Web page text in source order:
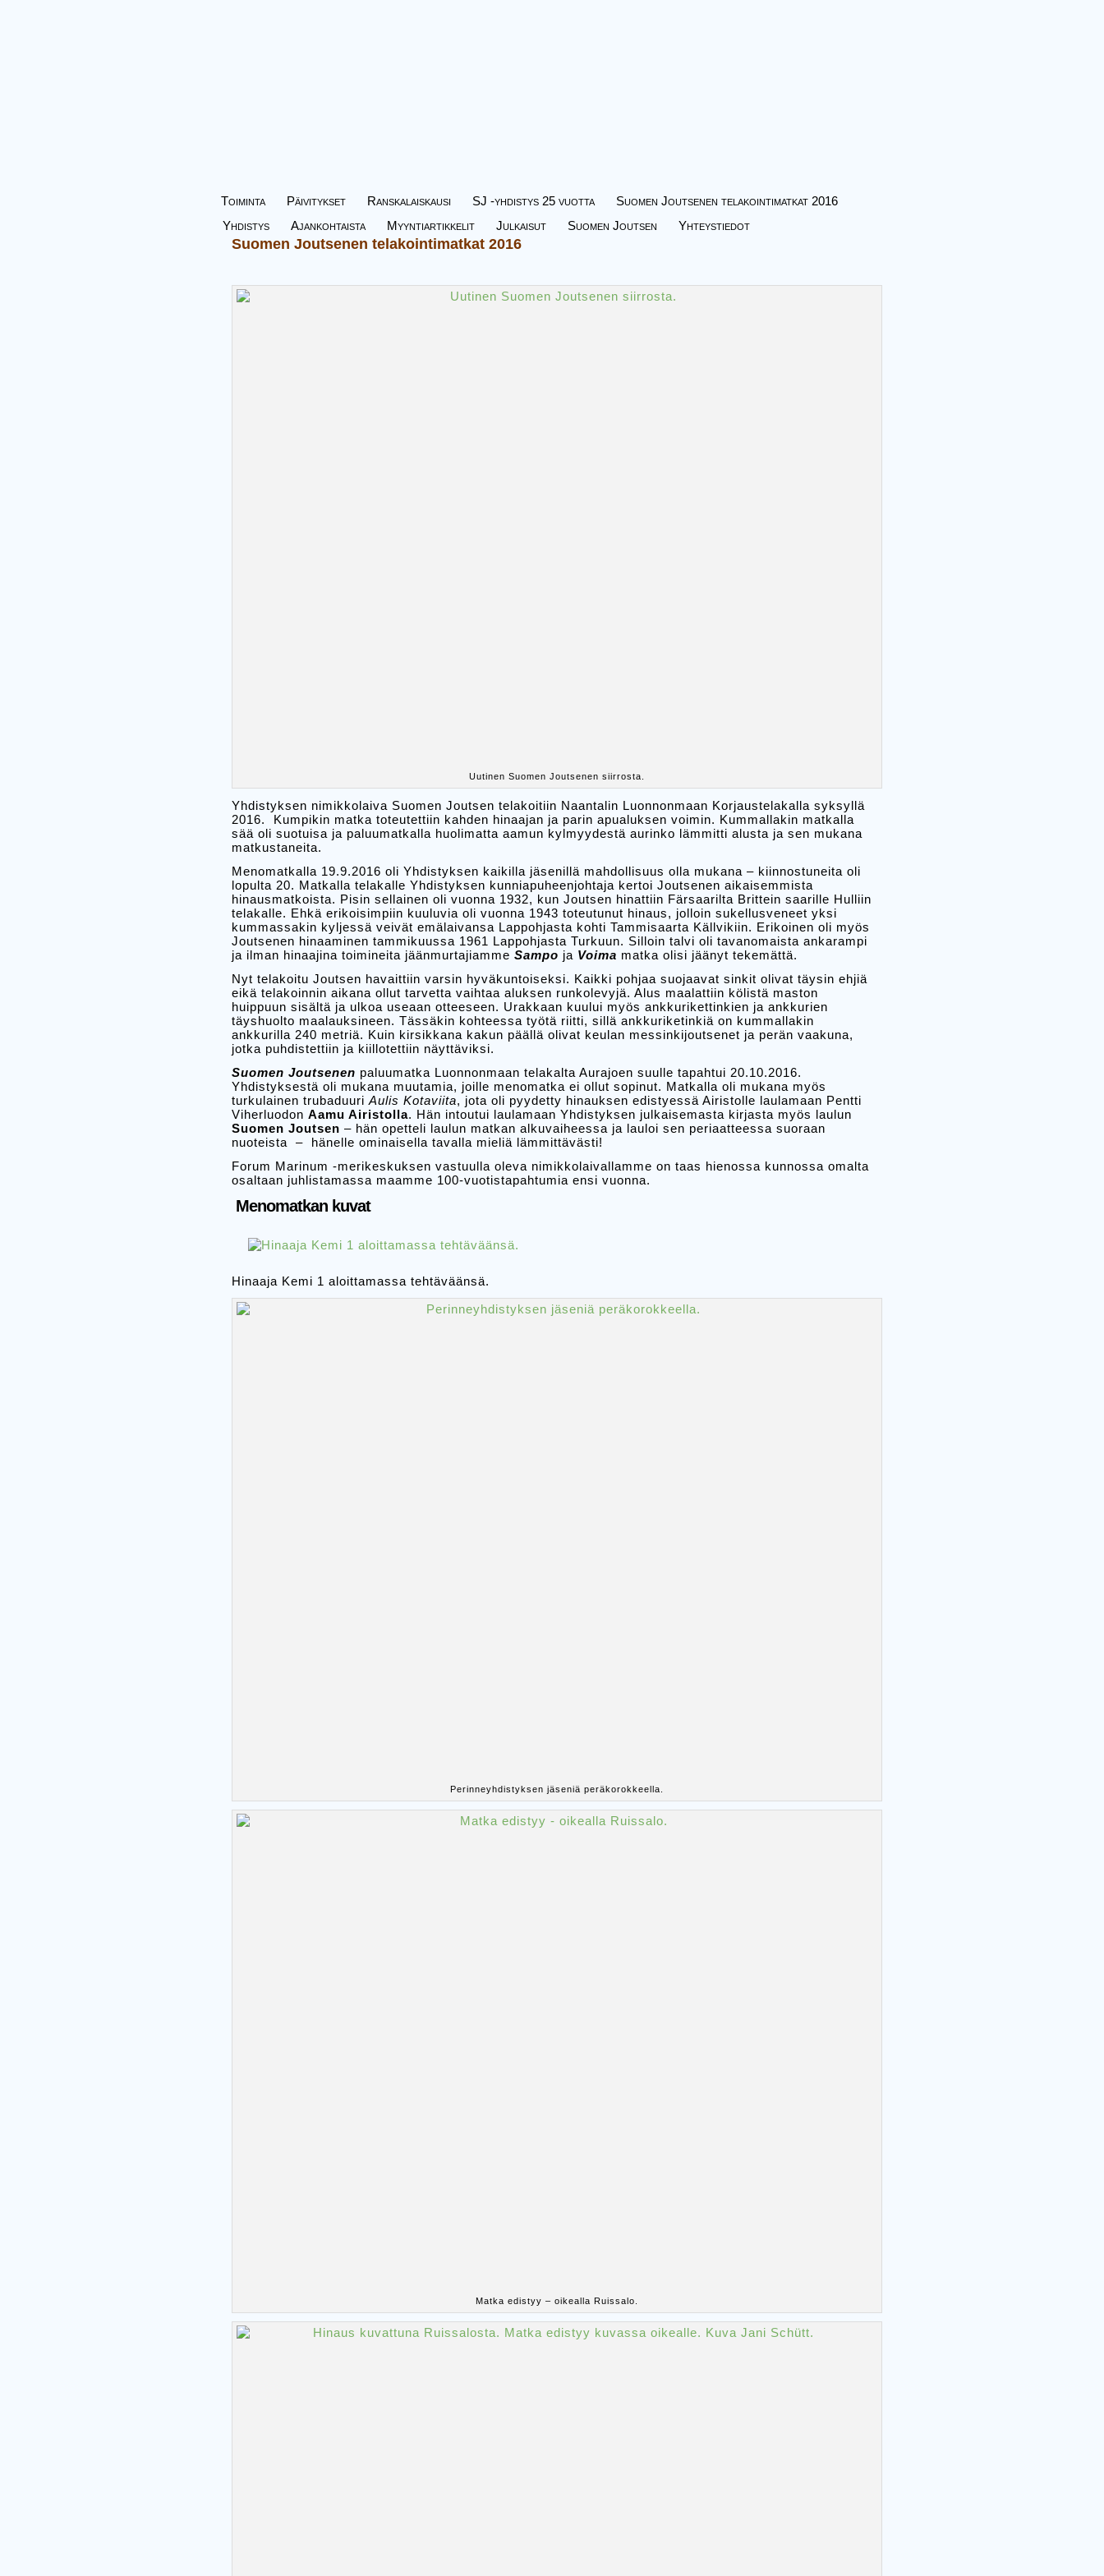
Toiminta Päivitykset Ranskalaiskausi SJ -yhdistys 25 vuotta
Suomen Joutsenen telakointimatkat 2016
Yhdistys
Ajankohtaista Myyntiartikkelit Julkaisut Suomen Joutsen Yhteystiedot
Suomen Joutsenen telakointimatkat 2016
Uutinen Suomen Joutsenen siirrosta.
Yhdistyksen nimikkolaiva Suomen Joutsen telakoitiin Naantalin Luonnonmaan Korjaustelakalla syksyllä
2016. Kumpikin matka toteutettiin kahden hinaajan ja parin apualuksen voimin. Kummallakin matkalla
sää oli suotuisa ja paluumatkalla huolimatta aamun kylmyydestä aurinko lämmitti alusta ja sen mukana
matkustaneita.
Menomatkalla 19.9.2016 oli Yhdistyksen kaikilla jäsenillä mahdollisuus olla mukana – kiinnostuneita oli
lopulta 20. Matkalla telakalle Yhdistyksen kunniapuheenjohtaja kertoi Joutsenen aikaisemmista
hinausmatkoista. Pisin sellainen oli vuonna 1932, kun Joutsen hinattiin Färsaarilta Brittein saarille Hulliin
telakalle. Ehkä erikoisimpiin kuuluvia oli vuonna 1943 toteutunut hinaus, jolloin sukellusveneet yksi
kummassakin kyljessä veivät emälaivansa Lappohjasta kohti Tammisaarta Källvikiin. Erikoinen oli myös
Joutsenen hinaaminen tammikuussa 1961 Lappohjasta Turkuun. Silloin talvi oli tavanomaista ankarampi
ja ilman hinaajina toimineita jäänmurtajiamme Sampo ja Voima matka olisi jäänyt tekemättä.
Nyt telakoitu Joutsen havaittiin varsin hyväkuntoiseksi. Kaikki pohjaa suojaavat sinkit olivat täysin ehjiä
eikä telakoinnin aikana ollut tarvetta vaihtaa aluksen runkolevyjä. Alus maalattiin kölistä maston
huippuun sisältä ja ulkoa useaan otteeseen. Urakkaan kuului myös ankkurikettinkien ja ankkurien
täyshuolto maalauksineen. Tässäkin kohteessa työtä riitti, sillä ankkuriketinkiä on kummallakin
ankkurilla 240 metriä. Kuin kirsikkana kakun päällä olivat keulan messinkijoutsenet ja perän vaakuna,
jotka puhdistettiin ja kiillotettiin näyttäviksi.
Suomen Joutsenen paluumatka Luonnonmaan telakalta Aurajoen suulle tapahtui 20.10.2016.
Yhdistyksestä oli mukana muutamia, joille menomatka ei ollut sopinut. Matkalla oli mukana myös
turkulainen trubaduuri Aulis Kotaviita, jota oli pyydetty hinauksen edistyessä Airistolle laulamaan Pentti
Viherluodon Aamu Airistolla. Hän intoutui laulamaan Yhdistyksen julkaisemasta kirjasta myös laulun
Suomen Joutsen – hän opetteli laulun matkan alkuvaiheessa ja lauloi sen periaatteessa suoraan
nuoteista – hänelle ominaisella tavalla mieliä lämmittävästi!
Forum Marinum -merikeskuksen vastuulla oleva nimikkolaivallamme on taas hienossa kunnossa omalta
osaltaan juhlistamassa maamme 100-vuotistapahtumia ensi vuonna.
Menomatkan kuvat
Hinaaja Kemi 1 aloittamassa tehtäväänsä.
Perinneyhdistyksen jäseniä peräkorokkeella.
Matka edistyy – oikealla Ruissalo.